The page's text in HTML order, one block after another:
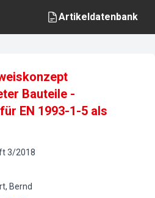
Artikeldatenbank
Bauteile -
EN 1993-1-5 als
3/2018
Bernd